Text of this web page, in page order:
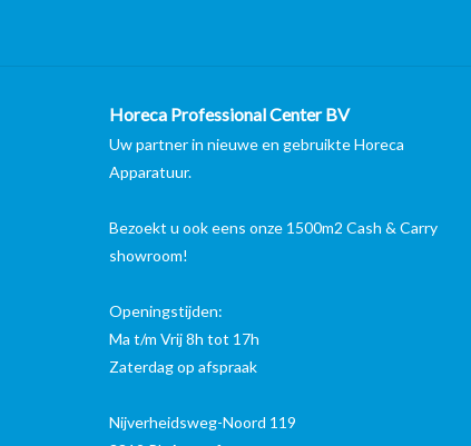
Horeca Professional Center BV
Uw partner in nieuwe en gebruikte Horeca
Apparatuur.
Bezoekt u ook eens onze 1500m2 Cash & Carry
showroom!
Openingstijden:
Ma t/m Vrij 8h tot 17h
Zaterdag op afspraak
Nijverheidsweg-Noord 119